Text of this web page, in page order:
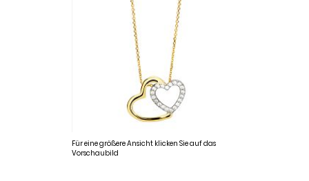
Für eine größere Ansicht klicken Sie auf das
Vorschaubild